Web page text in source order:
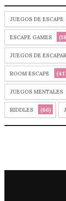
JUEGOS DE ESCAPE
ESCAPE GAMES
JUEGOS DE ESCAPAR
ROOM ESCAPE
JUEGOS MENTALES
RIDDLES (66)